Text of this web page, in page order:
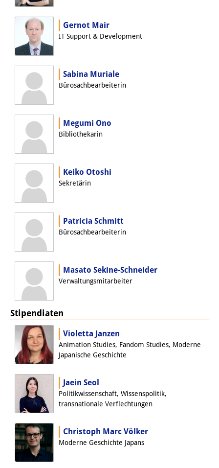
Universitäre Sondersammlungen in
Japan
Join us!
Wissenschaftliche MitarbeiterInnen
Stipendienprogramm für
Promovierende
GastwissenschaftlerInnen-
Programm
Praktikum
Links
Kontakt
Anfahrt
Medienkontakt
Gernot Mair
IT Support & Development
Sabina Muriale
Bürosachbearbeiterin
Megumi Ono
Bibliothekarin
Keiko Otoshi
Sekretärin
Patricia Schmitt
Bürosachbearbeiterin
Masato Sekine-Schneider
Verwaltungsmitarbeiter
Stipendiaten
Violetta Janzen
Animation Studies, Fandom Studies, Moderne
Japanische Geschichte
Jaein Seol
Politikwissenschaft, Wissenspolitik,
transnationale Verflechtungen
Christoph Marc Völker
Moderne Geschichte Japans